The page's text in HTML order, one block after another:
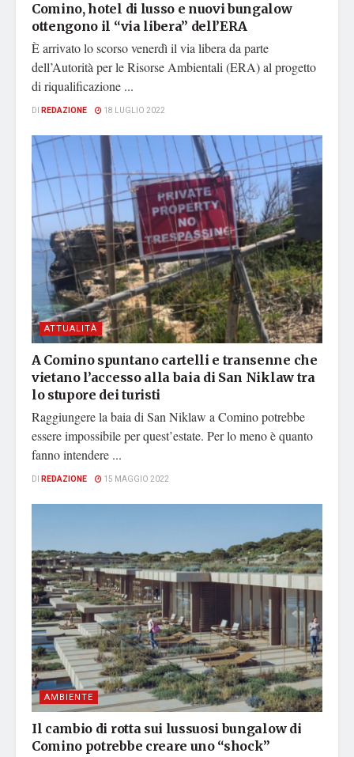
Comino, hotel di lusso e nuovi bungalow
ottengono il “via libera” dell’ERA
È arrivato lo scorso venerdì il via libera da parte
dell’Autorità per le Risorse Ambientali (ERA) al progetto
di riqualificazione ...
DI REDAZIONE 18 LUGLIO 2022
ATTUALITÀ
A Comino spuntano cartelli e transenne che
vietano l’accesso alla baia di San Niklaw tra
lo stupore dei turisti
Raggiungere la baia di San Niklaw a Comino potrebbe
essere impossibile per quest’estate. Per lo meno è quanto
fanno intendere ...
DI REDAZIONE 15 MAGGIO 2022
AMBIENTE
Il cambio di rotta sui lussuosi bungalow di
Comino potrebbe creare uno “shock”